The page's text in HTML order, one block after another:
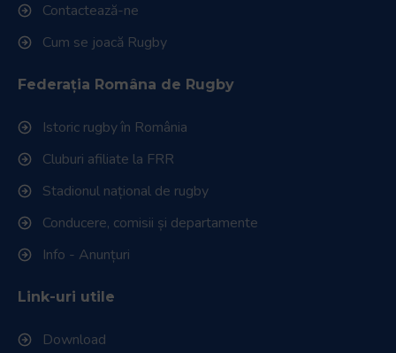
Contactează-ne
Cum se joacă Rugby
Federația Româna de Rugby
Istoric rugby în România
Cluburi afiliate la FRR
Stadionul național de rugby
Conducere, comisii și departamente
Info - Anunțuri
Link-uri utile
Download